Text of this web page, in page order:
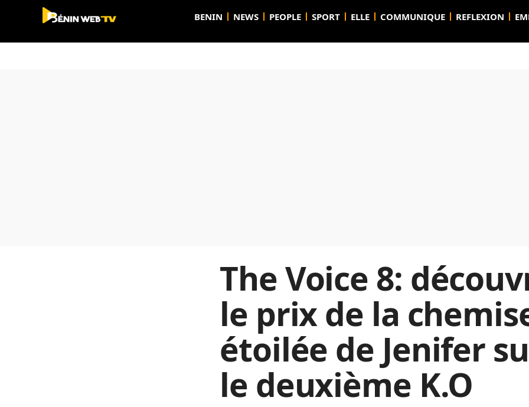
BENIN NEWS PEOPLE SPORT ELLE COMMUNIQUE REFLEXION
The Voice 8:
le prix de la
étoilée de Jenifer
le deuxième K.O